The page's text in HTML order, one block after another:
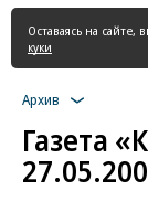
страница
Оставаясь на сайте,
куки
Архив
Газета